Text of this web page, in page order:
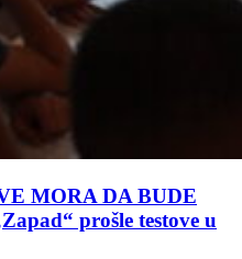
MORA DA BUDE
prošle testove u